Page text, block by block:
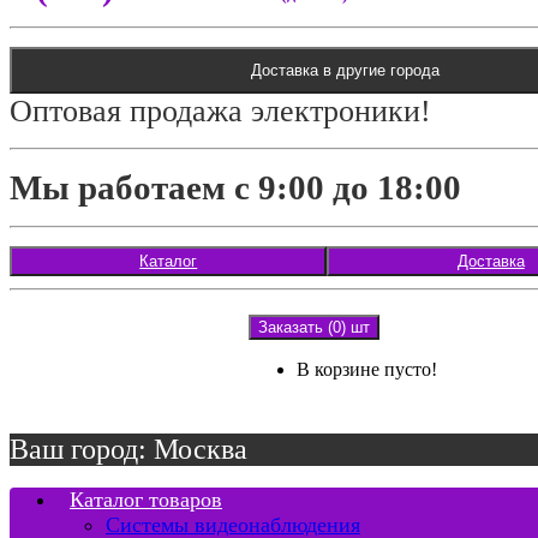
Доставка в другие города
Оптовая продажа электроники!
Мы работаем с 9:00 до 18:00
Каталог Доставка
Заказать (0) шт
В корзине пусто!
Ваш город: Москва
Каталог товаров
Системы видеонаблюдения